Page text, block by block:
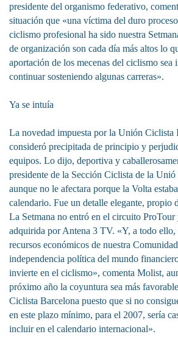
presidente del organismo federativo,
situación que «una víctima del duro
ciclismo profesional ha sido nuestra
de organización son cada día más altos lo
aportación de los mecenas del ciclismo sea
continuar sosteniendo algunas carreras».
Ya se intuía
La novedad impuesta por la Unión Ciclista
consideró precipitada de principio y
equipos. Lo dijo, deportiva y
presidente de la Sección Ciclista de la Unió
aunque no le afectara porque la Volta
calendario. Fue un detalle elegante, propio
La Setmana no entró en el circuito
adquirida por Antena 3 TV. «Y, a todo ello,
recursos económicos de nuestra
independencia política del mundo
invierte en el ciclismo», comenta Molist,
próximo año la coyuntura sea más
Ciclista Barcelona puesto que si no
en este plazo mínimo, para el 2007, sería
incluir en el calendario internacional».